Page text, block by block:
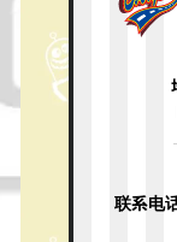
联系电